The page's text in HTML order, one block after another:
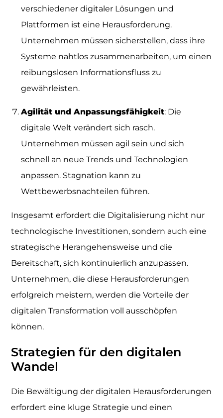
verschiedener digitaler Lösungen und
Plattformen ist eine Herausforderung.
Unternehmen müssen sicherstellen, dass ihre
Systeme nahtlos zusammenarbeiten, um einen
reibungslosen Informationsfluss zu
gewährleisten.
Agilität und Anpassungsfähigkeit: Die
digitale Welt verändert sich rasch.
Unternehmen müssen agil sein und sich
schnell an neue Trends und Technologien
anpassen. Stagnation kann zu
Wettbewerbsnachteilen führen.
Insgesamt erfordert die Digitalisierung nicht nur
technologische Investitionen, sondern auch eine
strategische Herangehensweise und die
Bereitschaft, sich kontinuierlich anzupassen.
Unternehmen, die diese Herausforderungen
erfolgreich meistern, werden die Vorteile der
digitalen Transformation voll ausschöpfen
können.
Strategien für den digitalen
Wandel
Die Bewältigung der digitalen Herausforderungen
erfordert eine kluge Strategie und einen